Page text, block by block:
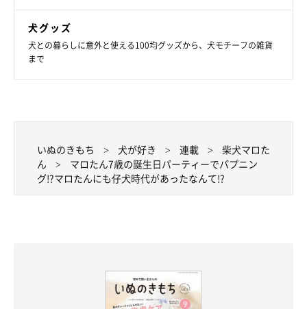
犬グッズ
犬との暮らしに意外と使える100均グッズから、犬モチーフの雑貨
まで
いぬのきもち 犬が好き 連載
柴犬マロた
ん
マロたん7歳の誕生日パーティーでパプニン
グ!?マロたんにも仔犬時代があったなんて!?